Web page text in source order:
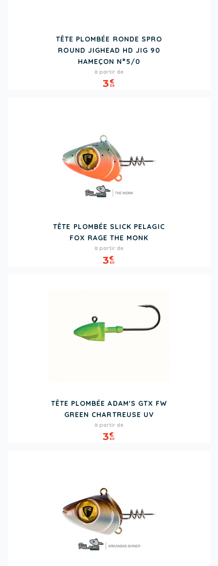
TÊTE PLOMBÉE RONDE SPRO
ROUND JIGHEAD HD JIG 90
HAMEÇON N°5/0
Prix
à partir de
3€
39
TÊTE PLOMBÉE SLICK PELAGIC
FOX RAGE THE MONK
Prix
à partir de
3€
60
TÊTE PLOMBÉE ADAM'S GTX FW
GREEN CHARTREUSE UV
Prix
à partir de
3€
60